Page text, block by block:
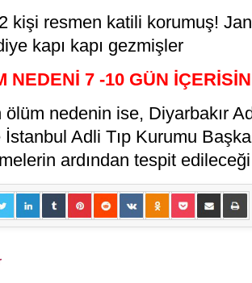
kişi resmen katili korumuş!
kapı kapı gezmişler
NEDENİ 7 -10 GÜN
ölüm nedenin ise, Diyarbakır
İstanbul Adli Tıp Kurumu
ardından tespit